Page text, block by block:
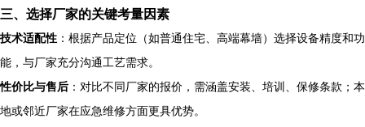
三、选择厂家的关键考量因素
技术适配性 ：根据产品定位（如普通住宅、高端幕墙）选择设备精度和功
能，与厂家充分沟通工艺需求。
性价比与售后 ：对比不同厂家的报价，需涵盖安装、培训、保修条款；本
地或邻近厂家在应急维修方面更具优势。